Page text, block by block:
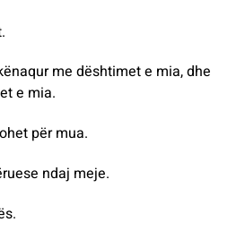
me dështimet e mia, dhe
e mia.
për mua.
ndaj meje.